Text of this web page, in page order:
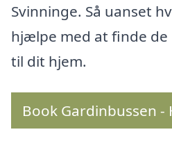
Svinninge. Så uanset
hjælpe med at finde
til dit hjem.
Book Gardinbussen -